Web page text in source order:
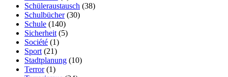
Schüleraustausch (38)
Schulbücher(30)
Schule (140)
Sicherheit (5)
Société (1)
Sport (21)
Stadtplanung (10)
Terror(1)